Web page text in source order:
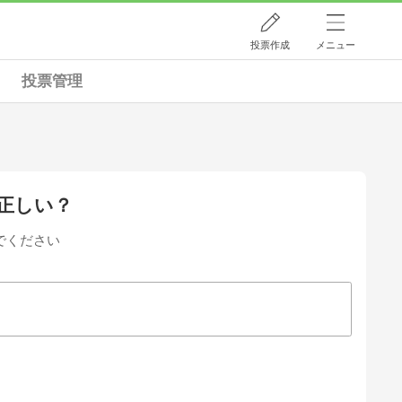
投票作成 メニュー
投票管理
しい？
ください